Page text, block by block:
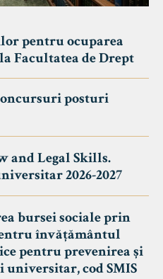
pentru ocuparea
Facultatea de Drept
posturi
and Legal Skills.
2026-2027
bursei sociale prin
învățământul
pentru prevenirea și
cod SMIS